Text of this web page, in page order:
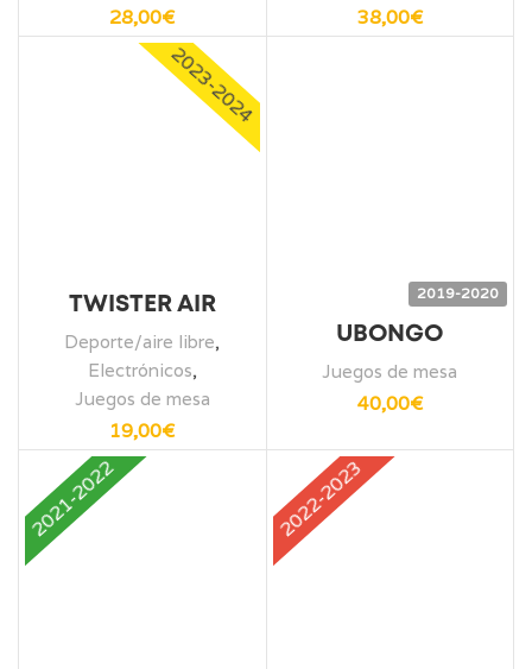
28,00€ 38,00€
2023-2024
TWISTER AIR
Deporte/aire libre,
Electrónicos,
Juegos de mesa
19,00€
2019-2020
UBONGO
Juegos de mesa
40,00€
2021-2022 2022-2023